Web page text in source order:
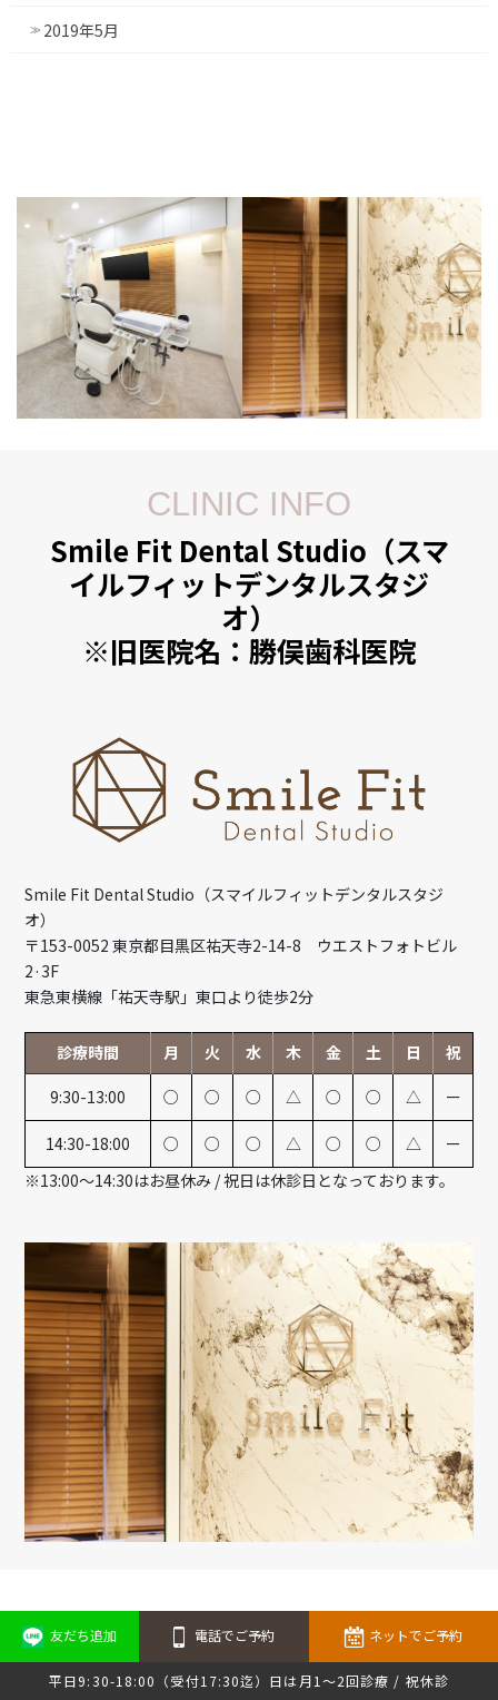
2019年5月
CLINIC INFO
Smile Fit Dental Studio（スマ
イルフィットデンタルスタジ
オ）
※旧医院名：勝俣歯科医院
Smile Fit Dental Studio（スマイルフィットデンタルスタジ
オ）
〒153-0052 東京都目黒区祐天寺2-14-8 ウエストフォトビル
2·3F
東急東横線「祐天寺駅」東口より徒歩2分
診療時間 月 火 水 木 金 土 日
祝
9:30-13:00
○ ○ ○ △ ○ ○ △ ー
14:30-18:00 ○ ○ ○ △ ○ ○ △
ー
※13:00～14:30はお昼休み / 祝日は休診日となっております。
友だち追加 電話でご予約 ネットでご予約
平日9:30-18:00（受付17:30迄）日は月1～2回診療 / 祝休診